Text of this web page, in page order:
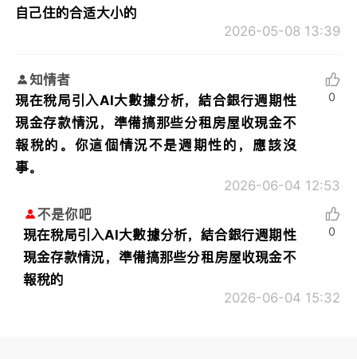
自己住的合适大小的
2026-05-08 13:39
知情者
現在稅局引入AI大數據分析，結合銀行週期性
現金存款情況，準備搞那些分租房屋收現金不
報稅的。你這個情況不是週期性的，應該沒
事。
2026-06-04 12:53
0
不是你吧
現在稅局引入AI大數據分析，結合銀行週期性
現金存款情況，準備搞那些分租房屋收現金不
報稅的
2026-06-04 15:32
0